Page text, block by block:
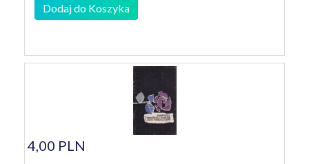
Dodaj do Koszyka
4,00 PLN